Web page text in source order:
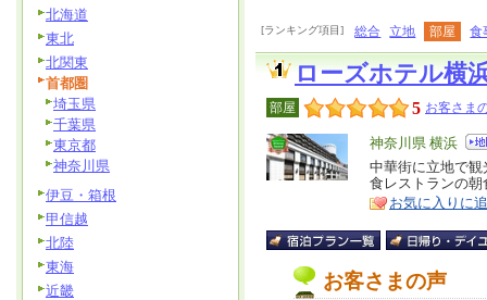
[ランキング項目] 総合 立地 部屋 食
ローズホテル横
部屋 5 お客さま
エ
リ
ア
神奈川県 横浜
特
徴
中華街に立地で
食レストランの
お気に入りに
お客さまの声
北海道
東北
北関東
首都圏
埼玉県
千葉県
東京都
神奈川県
伊豆・箱根
甲信越
北陸
東海
近畿